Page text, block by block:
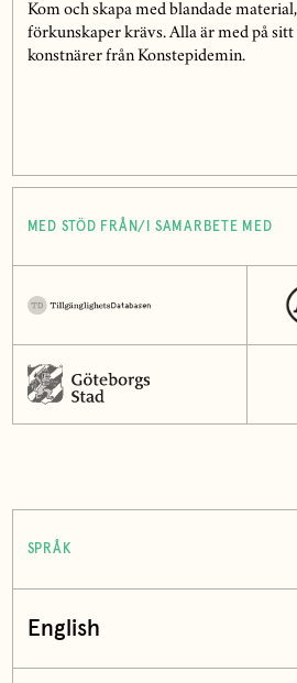
Kom och skapa med blandade
förkunskaper krävs. Alla är med på sitt
konstnärer från Konstepidemin.
MED STÖD FRÅN/I SAMARBETE MED
SPRÅK
English